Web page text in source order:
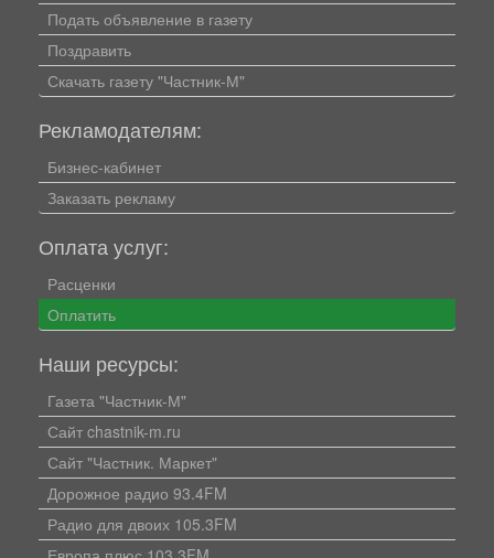
Подать объявление в газету
Поздравить
Скачать газету "Частник-М"
Рекламодателям:
Бизнес-кабинет
Заказать рекламу
Оплата услуг:
Расценки
Оплатить
Наши ресурсы:
Газета "Частник-М"
Сайт chastnik-m.ru
Сайт "Частник. Маркет"
Дорожное радио 93.4FM
Радио для двоих 105.3FM